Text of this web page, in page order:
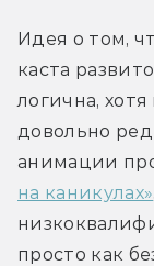
Идея о том,
каста
логична,
довольно
анимации
на каникулах»
просто как